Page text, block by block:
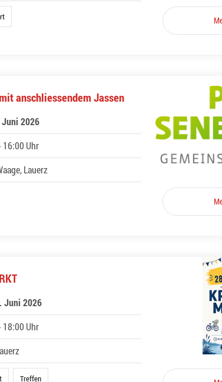
anschliessendem Jassen
2026
16:00 Uhr
Lauerz
Juni 2026
18:00 Uhr
Treffen